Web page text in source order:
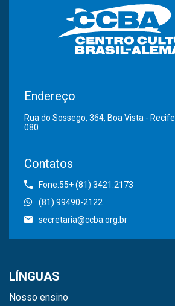
Endereço
Rua do Sossego, 364, Boa Vista -
080
Contatos
Fone:55+ (81) 3421.2173
(81) 99490-2122
secretaria@ccba.org.br
LÍNGUAS
Nosso ensino